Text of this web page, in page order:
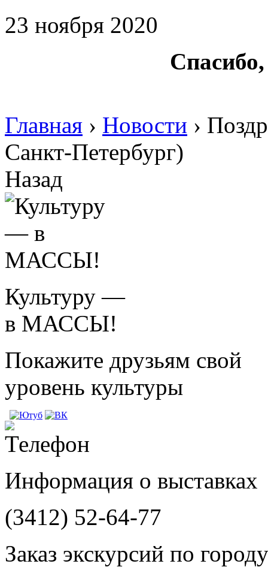
23 ноября 2020
Главная › Новости ›
Санкт-Петербург)
Назад
Культуру —
в МАССЫ!
Покажите друзьям свой
уровень культуры
Информация о выставках
(3412) 52-64-77
Заказ экскурсий по городу